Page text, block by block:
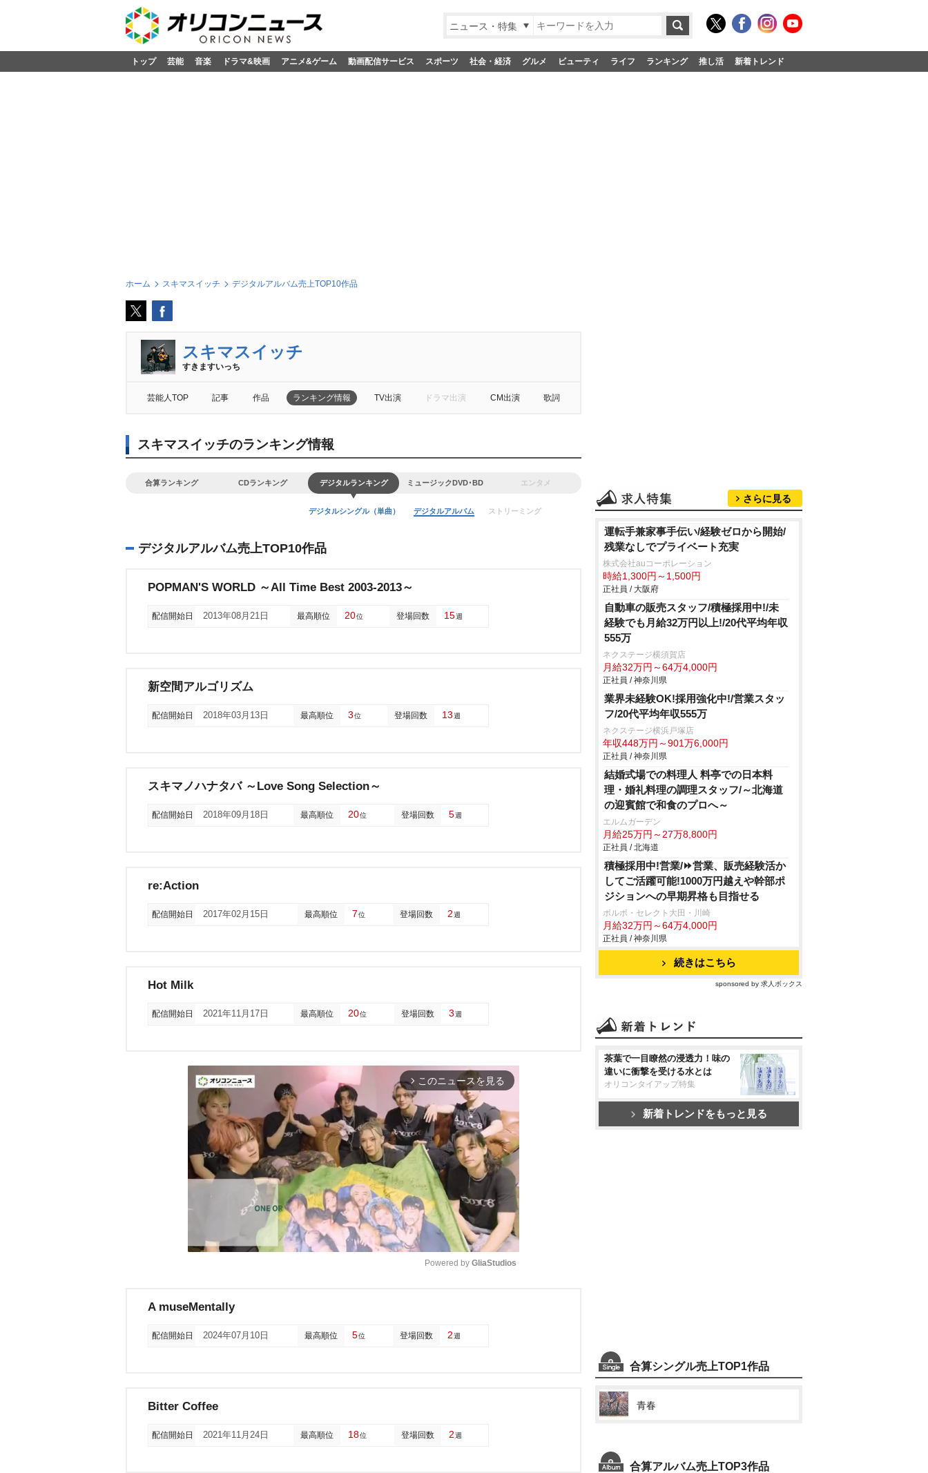
ニュース・特集
トップ 芸能 音楽 ドラマ&映画 アニメ&ゲーム 動画配信サービス スポーツ 社会・経済 グルメ ビューティ ライフ ランキング 推し活 新着トレンド
ホーム スキマスイッチ デジタルアルバム売上TOP10作品
スキマスイッチ
すきますいっち
芸能人TOP 記事 作品 ランキング情報 TV出演 ドラマ出演 CM出演 歌詞
スキマスイッチのランキング情報
合算ランキング CDランキング デジタルランキング ミュージックDVD･BD エンタメ
デジタルシングル（単曲） デジタルアルバム ストリーミング
デジタルアルバム売上TOP10作品
POPMAN'S WORLD ～All Time Best 2003-2013～
配信開始日 2013年08月21日 最高順位 20位 登場回数 15週
新空間アルゴリズム
配信開始日 2018年03月13日 最高順位 3位 登場回数 13週
スキマノハナタバ ～Love Song Selection～
配信開始日 2018年09月18日 最高順位 20位 登場回数 5週
re:Action
配信開始日 2017年02月15日 最高順位 7位 登場回数 2週
Hot Milk
配信開始日 2021年11月17日 最高順位 20位 登場回数 3週
arrow_forward_ios このニュースを見る
t
Powered by GliaStudios
A museMentally
配信開始日 2024年07月10日 最高順位 5位 登場回数 2週
Bitter Coffee
配信開始日 2021年11月24日 最高順位 18位 登場回数 2週
さらに見る
運転手兼家事手伝い/経験ゼロから開始/
残業なしでプライベート充実
株式会社auコーポレーション
時給1,300円～1,500円
正社員 / 大阪府
自動車の販売スタッフ/積極採用中!/未
経験でも月給32万円以上!/20代平均年収
555万
ネクステージ横須賀店
月給32万円～64万4,000円
正社員 / 神奈川県
業界未経験OK!採用強化中!/営業スタッ
フ/20代平均年収555万
ネクステージ横浜戸塚店
年収448万円～901万6,000円
正社員 / 神奈川県
結婚式場での料理人 料亭での日本料
理・婚礼料理の調理スタッフ/～北海道
の迎賓館で和食のプロへ～
エルムガーデン
月給25万円～27万8,800円
正社員 / 北海道
積極採用中!営業/⏩️営業、販売経験活か
してご活躍可能!1000万円越えや幹部ポ
ジションへの早期昇格も目指せる
ボルボ・セレクト大田・川崎
月給32万円～64万4,000円
正社員 / 神奈川県
続きはこちら
sponsored by 求人ボックス
茶葉で一目瞭然の浸透力！味の
違いに衝撃を受ける水とは
オリコンタイアップ特集
新着トレンドをもっと見る
合算シングル売上TOP1作品
青春
合算アルバム売上TOP3作品